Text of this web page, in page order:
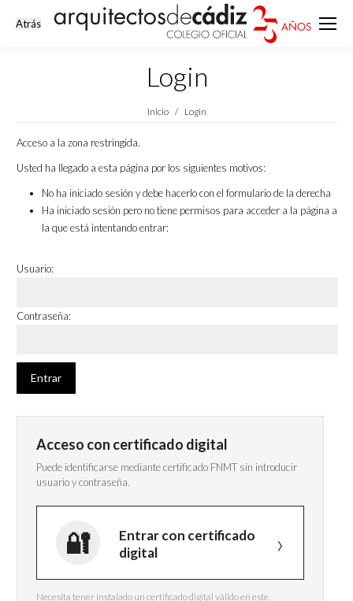
Login
Estás aquí:
Inicio Login
Acceso a la zona restringida.
Usted ha llegado a esta página por los siguientes motivos:
No ha iniciado sesión y debe hacerlo con el formulario de la derecha
Ha iniciado sesión pero no tiene permisos para acceder a la página a
la que está intentando entrar:
Usuario:
Contraseña:
Acceso con certificado digital
Puede identificarse mediante certificado FNMT sin introducir
usuario y contraseña.
Entrar con certificado
digital
Necesita tener instalado un certificado digital válido en este